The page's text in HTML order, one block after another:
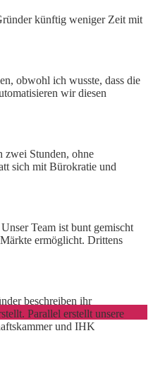
künftig weniger Zeit mit
obwohl ich wusste, dass die
wir diesen
zwei Stunden, ohne
sich mit Bürokratie und
Team ist bunt gemischt
ermöglicht. Drittens
beschreiben ihr
Parallel erstellt unsere
und IHK